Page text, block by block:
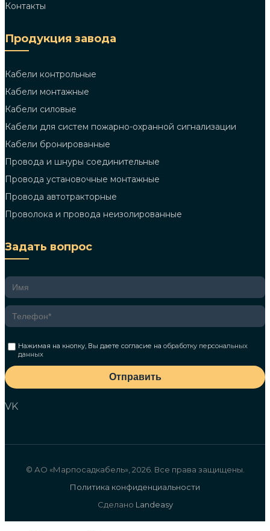
Контакты
Продукция завода
Кабели контрольные
Кабели монтажные
Кабели силовые
Кабели для систем пожарно-охранной сигнализации
Кабели бронированные
Провода и шнуры соединительные
Провода установочные монтажные
Провода автотракторные
Проволока и провода неизолированные
Задать вопрос
Нажимая на кнопку, Вы даете согласие наобработку персональных
данных
Отправить
VK
© АО «Марпосадкабель», 2026. Все права защищены.
Политика конфиденциальности
Сделано Landeasy